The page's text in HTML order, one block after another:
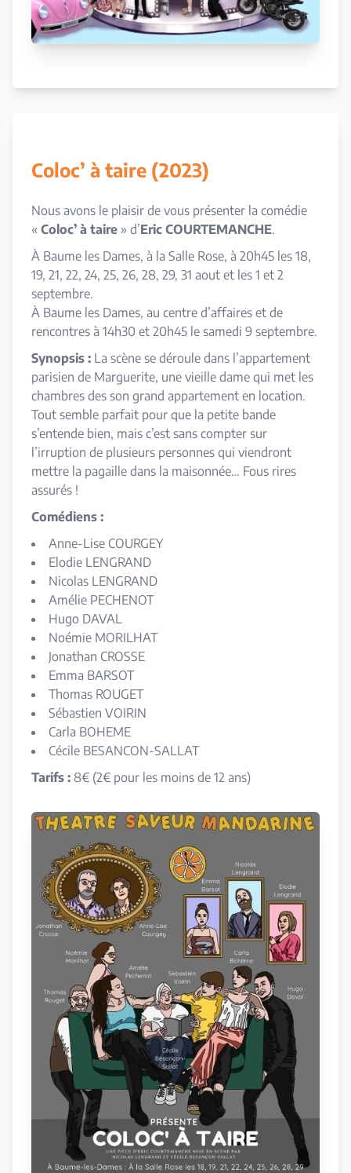
Coloc’ à taire (2023)
Nous avons le plaisir de vous présenter la comédie
« Coloc’ à taire » d’Eric COURTEMANCHE.
À Baume les Dames, à la Salle Rose, à 20h45 les 18,
19, 21, 22, 24, 25, 26, 28, 29, 31 aout et les 1 et 2
septembre.
À Baume les Dames, au centre d’affaires et de
rencontres à 14h30 et 20h45 le samedi 9 septembre.
Synopsis : La scène se déroule dans l’appartement
parisien de Marguerite, une vieille dame qui met les
chambres des son grand appartement en location.
Tout semble parfait pour que la petite bande
s’entende bien, mais c’est sans compter sur
l’irruption de plusieurs personnes qui viendront
mettre la pagaille dans la maisonnée… Fous rires
assurés !
Comédiens :
Anne-Lise COURGEY
Elodie LENGRAND
Nicolas LENGRAND
Amélie PECHENOT
Hugo DAVAL
Noémie MORILHAT
Jonathan CROSSE
Emma BARSOT
Thomas ROUGET
Sébastien VOIRIN
Carla BOHEME
Cécile BESANCON-SALLAT
Tarifs : 8€ (2€ pour les moins de 12 ans)